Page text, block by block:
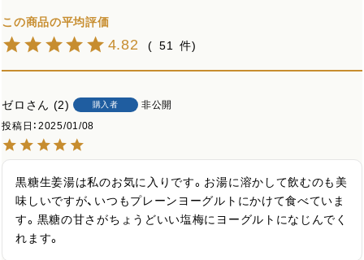
4.82 51
ゼロ 2 購入者
非公開
投稿日
2025/01/08
黒糖生姜湯は私のお気に入りです。お湯に溶かして飲むのも美
味しいですが、いつもプレーンヨーグルトにかけて食べていま
す。黒糖の甘さがちょうどいい塩梅にヨーグルトになじんでく
れます。